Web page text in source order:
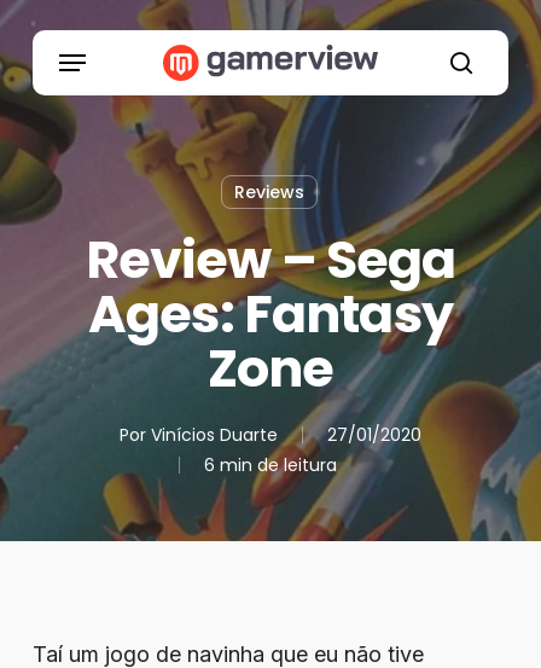
Skip
main
content
search
Menu
Reviews
Review – Sega
Ages: Fantasy
Zone
Por Vinícios Duarte
27/01/2020
6 min de leitura
Taí um jogo de navinha que eu não tive